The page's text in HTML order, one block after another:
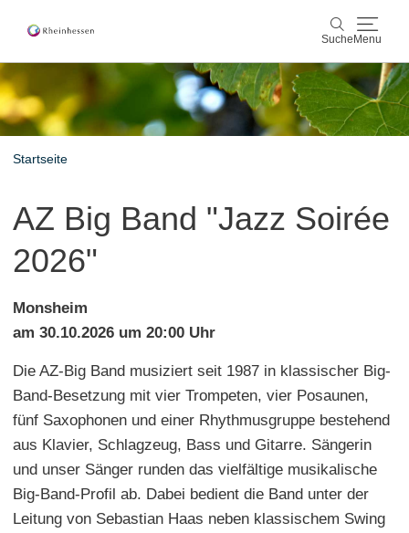
Suche Menu
Suche
Wein & Genuss
Shop Rheinhessen-Blog
Startseite
AZ Big Band "Jazz Soirée
2026"
Monsheim
am 30.10.2026 um 20:00 Uhr
Die AZ-Big Band musiziert seit 1987 in klassischer Big-
Band-Besetzung mit vier Trompeten, vier Posaunen,
fünf Saxophonen und einer Rhythmusgruppe bestehend
aus Klavier, Schlagzeug, Bass und Gitarre. Sängerin
und unser Sänger runden das vielfältige musikalische
Big-Band-Profil ab. Dabei bedient die Band unter der
Leitung von Sebastian Haas neben klassischem Swing